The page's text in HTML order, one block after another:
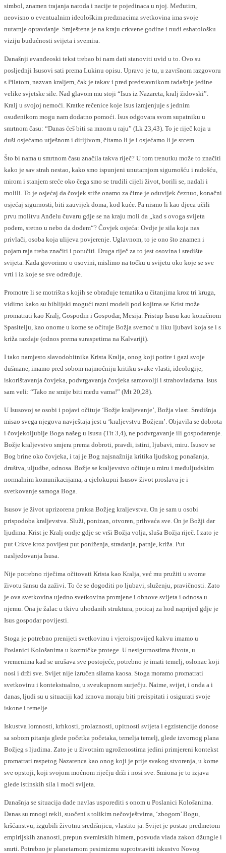
simbol, znamen trajanja naroda i nacije te pojedinaca u njoj. Međutim,
neovisno o eventualnim ideološkim predznacima svetkovina ima svoje
nutarnje opravdanje. Smještena je na kraju crkvene godine i nudi eshatološku
viziju budućnosti svijeta i svemira.
Današnji evanđeoski tekst trebao bi nam dati stanoviti uvid u to. Ovo su
posljednji Isusovi sati prema Lukinu opisu. Upravo je tu, u završnom razgovoru
s Pilatom, nazvan kraljem, čak je takav i pred predstavnikom tadašnje jedine
velike svjetske sile. Nad glavom mu stoji “Isus iz Nazareta, kralj židovski”.
Kralj u svojoj nemoći. Kratke rečenice koje Isus izmjenjuje s jednim
osuđenikom mogu nam dodatno pomoći. Isus odgovara svom supatniku u
smrtnom času: “Danas ćeš biti sa mnom u raju” (Lk 23,43). To je riječ koja u
duši osjećamo utješnom i dirljivom, čitamo li je i osjećamo li je srcem.
Što bi nama u smrtnom času značila takva riječ? U tom trenutku može to značiti
kako je sav strah nestao, kako smo ispunjeni unutarnjom sigurnošću i radošću,
mirom i stanjem sreće oko čega smo se trudili cijeli život, borili se, nadali i
molili. To je osjećaj da čovjek stiže onamo za čime je oduvijek čeznuo, konačni
osjećaj sigurnosti, biti zauvijek doma, kod kuće. Pa nismo li kao djeca učili
prvu molitvu Anđelu čuvaru gdje se na kraju moli da „kad s ovoga svijeta
pođem, sretno u nebo da dođem“? Čovjek osjeća: Ovdje je sila koja nas
privlači, osoba koja ulijeva povjerenje. Uglavnom, to je ono što znamen i
pojam raja treba značiti i poručiti. Druga riječ za to jest osovina i središte
svijeta. Kada govorimo o osovini, mislimo na točku u svijetu oko koje se sve
vrti i iz koje se sve određuje.
Promotre li se motrišta s kojih se obrađuje tematika u čitanjima kroz tri kruga,
vidimo kako su biblijski mogući razni modeli pod kojima se Krist može
promatrati kao Kralj, Gospodin i Gospodar, Mesija. Pristup Isusu kao konačnom
Spasitelju, kao onome u kome se očituje Božja svemoć u liku ljubavi koja se i s
križa razdaje (odnos prema suraspetima na Kalvariji).
I tako namjesto slavodobitnika Krista Kralja, onog koji potire i gazi svoje
dušmane, imamo pred sobom najmoćniju kritiku svake vlasti, ideologije,
iskorištavanja čovjeka, podvrgavanja čovjeka samovolji i strahovladama. Isus
sam veli: “Tako ne smije biti među vama!” (Mt 20,28).
U Isusovoj se osobi i pojavi očituje ‘Božje kraljevanje’, Božja vlast. Središnja
misao svega njegova navještaja jest u ‘kraljevstvu Božjem’. Objavila se dobrota
i čovjekoljublje Boga našeg u Isusu (Tit 3,4), ne podvrgavanje ili gospodarenje.
Božje kraljevstvo smjera prema dobroti, pravdi, istini, ljubavi, miru. Isusov se
Bog brine oko čovjeka, i taj je Bog najsnažnija kritika ljudskog ponašanja,
društva, uljudbe, odnosa. Božje se kraljevstvo očituje u miru i međuljudskim
normalnim komunikacijama, a cjelokupni Isusov život proslava je i
svetkovanje samoga Boga.
Isusov je život uprizorena praksa Božjeg kraljevstva. On je sam u osobi
prispodoba kraljevstva. Služi, ponizan, otvoren, prihvaća sve. On je Božji dar
ljudima. Krist je Kralj ondje gdje se vrši Božja volja, sluša Božja riječ. I zato je
put Crkve kroz povijest put poniženja, stradanja, patnje, križa. Put
nasljedovanja Isusa.
Nije potrebno riječima očitovati Krista kao Kralja, već mu pružiti u svome
životu šansu da zaživi. To će se dogoditi po ljubavi, služenju, pravičnosti. Zato
je ova svetkovina ujedno svetkovina promjene i obnove svijeta i odnosa u
njemu. Ona je žalac u tkivu uhodanih struktura, poticaj za hod naprijed gdje je
Isus gospodar povijesti.
Stoga je potrebno prenijeti svetkovinu i vjeroispovijed kakvu imamo u
Poslanici Kološanima u kozmičke protege. U nesigurnostima života, u
vremenima kad se urušava sve postojeće, potrebno je imati temelj, oslonac koji
nosi i drži sve. Svijet nije izručen silama kaosa. Stoga moramo promatrati
svetkovinu i kontekstualno, u sveukupnom surječju. Naime, svijet, i onda a i
danas, ljudi su u situaciji kad iznova moraju biti preispitati i osigurati svoje
iskone i temelje.
Iskustva lomnosti, krhkosti, prolaznosti, upitnosti svijeta i egzistencije donose
sa sobom pitanja glede početka početaka, temelja temelj, glede izvornog plana
Božjeg s ljudima. Zato je u životnim ugroženostima jedini primjereni kontekst
promatrati raspetog Nazarenca kao onog koji je prije svakog stvorenja, u kome
sve opstoji, koji svojom moćnom riječju drži i nosi sve. Smiona je to izjava
glede istinskih sila i moći svijeta.
Današnja se situacija dade navlas usporediti s onom u Poslanici Kološanima.
Danas su mnogi rekli, suočeni s tolikim nečovještvima, ‘zbogom’ Bogu,
kršćanstvu, izgubili životnu središnjicu, vlastito ja. Svijet je postao predmetom
empirijskih znanosti, prepun svemirskih himera, posvuda vlada zakon džungle i
smrti. Potrebno je planetarnom pesimizmu suprotstaviti iskustvo Novog